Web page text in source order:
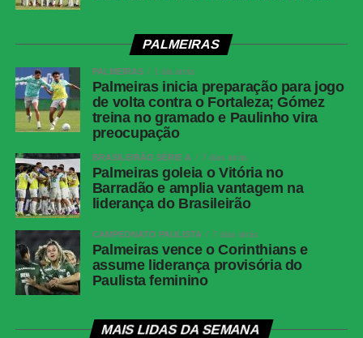
PALMEIRAS
PALMEIRAS 1 dia atrás
Palmeiras inicia preparação para jogo
de volta contra o Fortaleza; Gómez
treina no gramado e Paulinho vira
preocupação
BRASILEIRÃO SÉRIE A 7 dias atrás
Palmeiras goleia o Vitória no
Barradão e amplia vantagem na
liderança do Brasileirão
CAMPEONATO PAULISTA 7 dias atrás
Palmeiras vence o Corinthians e
assume liderança provisória do
Paulista feminino
MAIS LIDAS DA SEMANA